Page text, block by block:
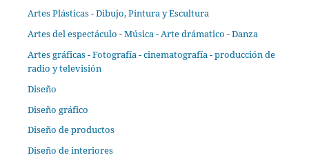
Artes Plásticas - Dibujo, Pintura y Escultura
Artes del espectáculo - Música - Arte drámatico - Danza
Artes gráficas - Fotografía - cinematografía - producción de
radio y televisión
Diseño
Diseño gráfico
Diseño de productos
Diseño de interiores